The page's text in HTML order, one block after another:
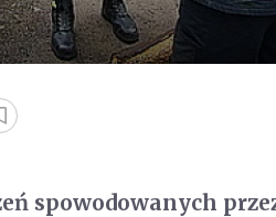
spowodowanych